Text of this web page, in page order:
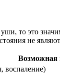
то это
не
Возможная
воспаление)